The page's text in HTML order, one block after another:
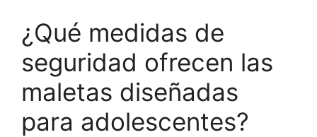
¿Qué medidas de
seguridad ofrecen las
maletas diseñadas
para adolescentes?